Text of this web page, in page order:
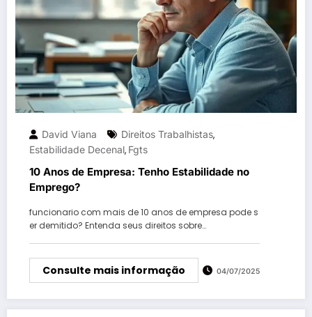
David Viana Direitos Trabalhistas,
Estabilidade Decenal, Fgts
10 Anos de Empresa: Tenho Estabilidade no
Emprego?
funcionario com mais de 10 anos de empresa pode s
er demitido? Entenda seus direitos sobre…
Consulte mais informação 04/07/2025